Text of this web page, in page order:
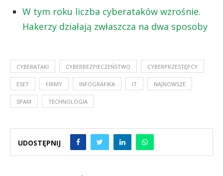
W tym roku liczba cyberataków wzrośnie.
Hakerzy działają zwłaszcza na dwa sposoby
CYBERATAKI CYBERBEZPIECZEŃSTWO CYBERPRZESTĘPCY
ESET FIRMY INFOGRAFIKA IT NAJNOWSZE
SPAM TECHNOLOGIA
UDOSTĘPNIJ